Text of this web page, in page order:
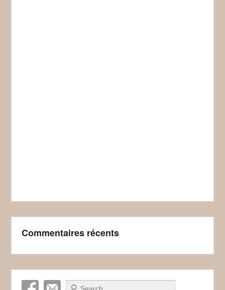
Commentaires récents
Recherche